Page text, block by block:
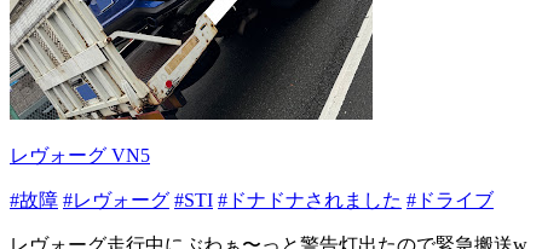
レヴォーグ VN5
#故障 #レヴォーグ #STI #ドナドナされました #ドライブ
レヴォーグ走行中にぶわぁ〜っと警告灯出たので緊急搬送w